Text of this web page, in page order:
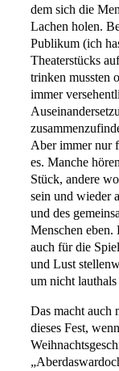
dem sich die
Lachen holen.
Publikum (ich
Theaterstücks
trinken mussten
immer
Aber immer nur
es. Manche
Stück, andere
sein und wieder
und des
Menschen
auch für die
und Lust
um nicht lauthals
Das macht auch
dieses Fest,